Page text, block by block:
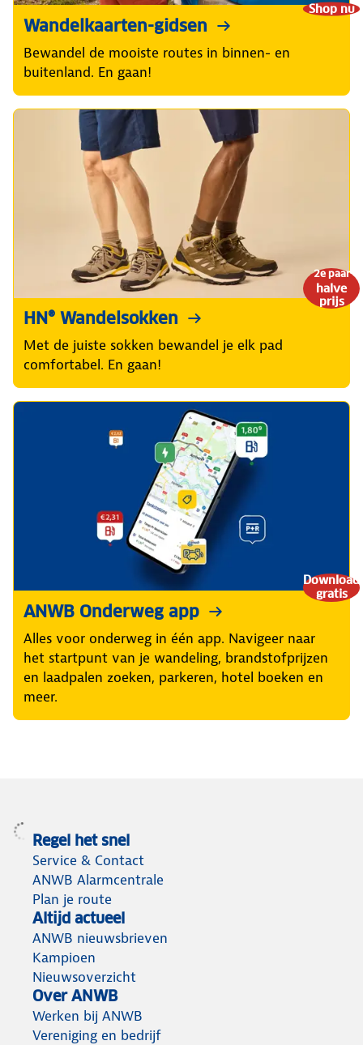
Shop nu
Wandelkaarten-gidsen
Bewandel de mooiste routes in binnen- en
buitenland. En gaan!
2e paar
halve
prijs
HN® Wandelsokken
Met de juiste sokken bewandel je elk pad
comfortabel. En gaan!
Download
gratis
ANWB Onderweg app
Alles voor onderweg in één app. Navigeer naar
het startpunt van je wandeling, brandstofprijzen
en laadpalen zoeken, parkeren, hotel boeken en
meer.
Regel het snel
Service & Contact
ANWB Alarmcentrale
Plan je route
Altijd actueel
ANWB nieuwsbrieven
Kampioen
Nieuwsoverzicht
Over ANWB
Werken bij ANWB
Vereniging en bedrijf